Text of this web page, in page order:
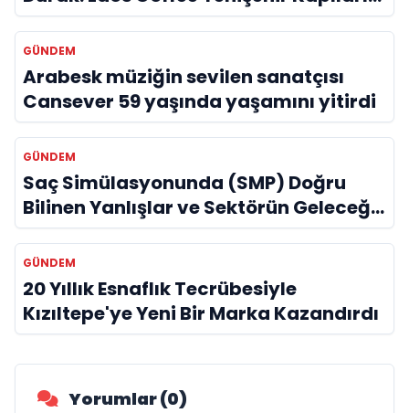
Açtı
GÜNDEM
Arabesk müziğin sevilen sanatçısı
Cansever 59 yaşında yaşamını yitirdi
GÜNDEM
Saç Simülasyonunda (SMP) Doğru
Bilinen Yanlışlar ve Sektörün Geleceği:
Onur Akdeniz ile Özel Röportaj
GÜNDEM
20 Yıllık Esnaflık Tecrübesiyle
Kızıltepe'ye Yeni Bir Marka Kazandırdı
Yorumlar (0)